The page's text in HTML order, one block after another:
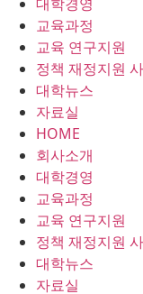
교육과정
교육 연구지원
정책 재정지원
대학뉴스
자료실
HOME
회사소개
대학경영
교육과정
교육 연구지원
정책 재정지원
대학뉴스
자료실